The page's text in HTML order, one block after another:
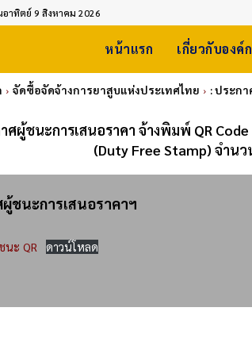
อาทิตย์ 9 สิงหาคม 2026
หน้าแรก เกี่ยวกับองค์
จัดซื้อจัดจ้างการยาสูบแห่งประเทศไทย : ประก
ศผู้ชนะการเสนอราคา จ้างพิมพ์ QR
(Duty Free Stamp) จำนว
ชนะการเสนอราคาฯ
นะ QR ดาวน์โหลด